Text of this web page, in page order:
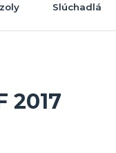
Slúchadlá
2017